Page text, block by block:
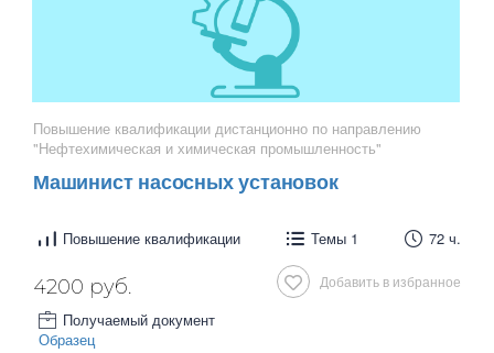
Повышение квалификации дистанционно по направлению
"Нефтехимическая и химическая промышленность"
Машинист насосных установок
Повышение квалификации Темы 1 72 ч.
Добавить в избранное
4200 руб.
Получаемый документ
Образец